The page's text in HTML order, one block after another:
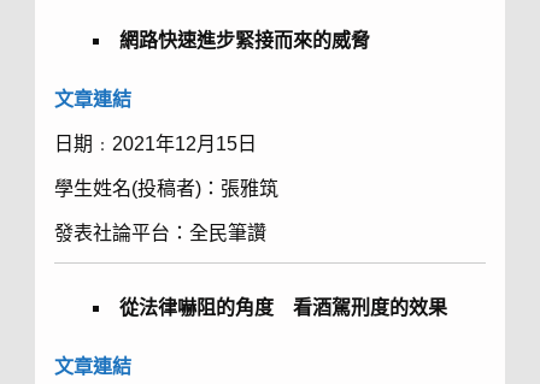
網路快速進步緊接而來的威脅
文章連結
日期﹕2021年12月15日
學生姓名(投稿者)：張雅筑
發表社論平台：全民筆讚
從法律嚇阻的角度 看酒駕刑度的效果
文章連結